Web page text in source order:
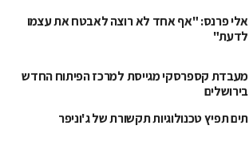
אלי פרנס: "אף אחד לא רוצה לאבטח את עצמו
לדעת"
מעבדת קספרסקי מגייסת למרכז הפיתוח החדש
בירושלים
תים תפיץ טכנולוגיות תקשורת של ג'וניפר